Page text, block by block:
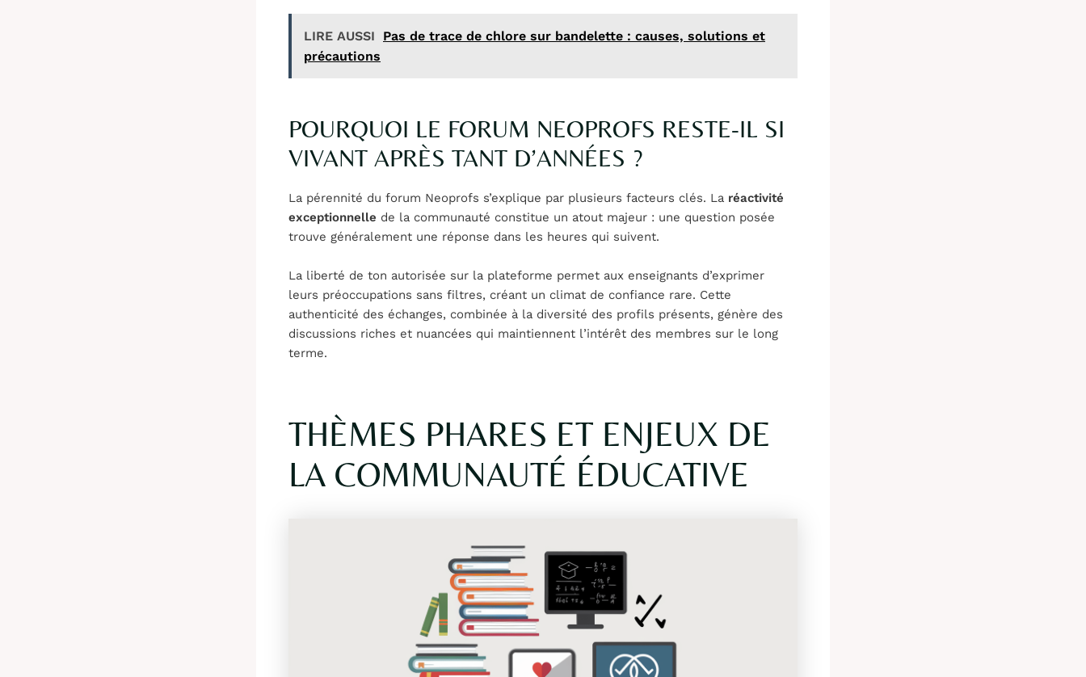
LIRE AUSSI
Pas de trace de chlore sur bandelette : causes, solutions et
précautions
POURQUOI LE FORUM NEOPROFS RESTE-IL SI
VIVANT APRÈS TANT D’ANNÉES ?
La pérennité du forum Neoprofs s’explique par plusieurs facteurs clés. La réactivité
exceptionnelle de la communauté constitue un atout majeur : une question posée
trouve généralement une réponse dans les heures qui suivent.
La liberté de ton autorisée sur la plateforme permet aux enseignants d’exprimer
leurs préoccupations sans filtres, créant un climat de confiance rare. Cette
authenticité des échanges, combinée à la diversité des profils présents, génère des
discussions riches et nuancées qui maintiennent l’intérêt des membres sur le long
terme.
THÈMES PHARES ET ENJEUX DE
LA COMMUNAUTÉ ÉDUCATIVE